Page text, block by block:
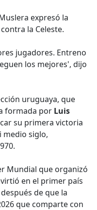
expresó la
la Celeste.
jugadores. Entreno
los mejores', dijo
uruguaya, que
formada por Luis
su primera victoria
medio siglo,
Mundial que organizó
en el primer país
de que la
que comparte con